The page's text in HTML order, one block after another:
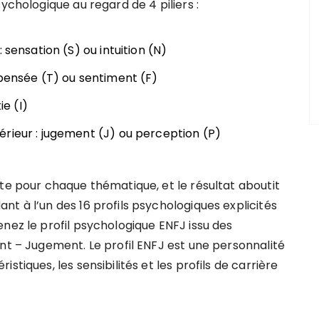
au regard de 4 piliers :
(S) ou intuition (N)
(T) ou sentiment (F)
(I)
: jugement (J) ou perception (P)
pour chaque thématique, et le résultat aboutit
à l’un des 16 profils psychologiques explicités
le profil psychologique ENFJ issu des
– Jugement. Le profil ENFJ est une personnalité
les sensibilités et les profils de carrière